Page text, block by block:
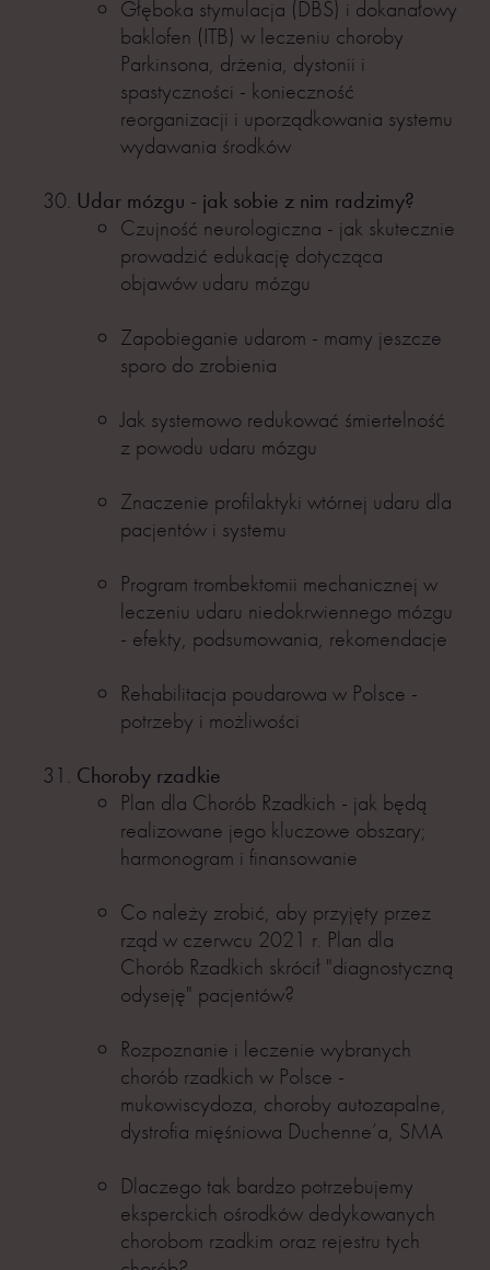
Głęboka stymulacja (DBS) i dokanałowy
baklofen (ITB) w leczeniu choroby
Parkinsona, drżenia, dystonii i
spastyczności - konieczność
reorganizacji i uporządkowania systemu
wydawania środków
Udar mózgu - jak sobie z nim radzimy?
Czujność neurologiczna - jak skutecznie
prowadzić edukację dotycząca
objawów udaru mózgu
Zapobieganie udarom - mamy jeszcze
sporo do zrobienia
Jak systemowo redukować śmiertelność
z powodu udaru mózgu
Znaczenie profilaktyki wtórnej udaru dla
pacjentów i systemu
Program trombektomii mechanicznej w
leczeniu udaru niedokrwiennego mózgu
- efekty, podsumowania, rekomendacje
Rehabilitacja poudarowa w Polsce -
potrzeby i możliwości
Choroby rzadkie
Plan dla Chorób Rzadkich - jak będą
realizowane jego kluczowe obszary;
harmonogram i finansowanie
Co należy zrobić, aby przyjęty przez
rząd w czerwcu 2021 r. Plan dla
Chorób Rzadkich skrócił "diagnostyczną
odyseję" pacjentów?
Rozpoznanie i leczenie wybranych
chorób rzadkich w Polsce -
mukowiscydoza, choroby autozapalne,
dystrofia mięśniowa Duchenne’a, SMA
Dlaczego tak bardzo potrzebujemy
eksperckich ośrodków dedykowanych
chorobom rzadkim oraz rejestru tych